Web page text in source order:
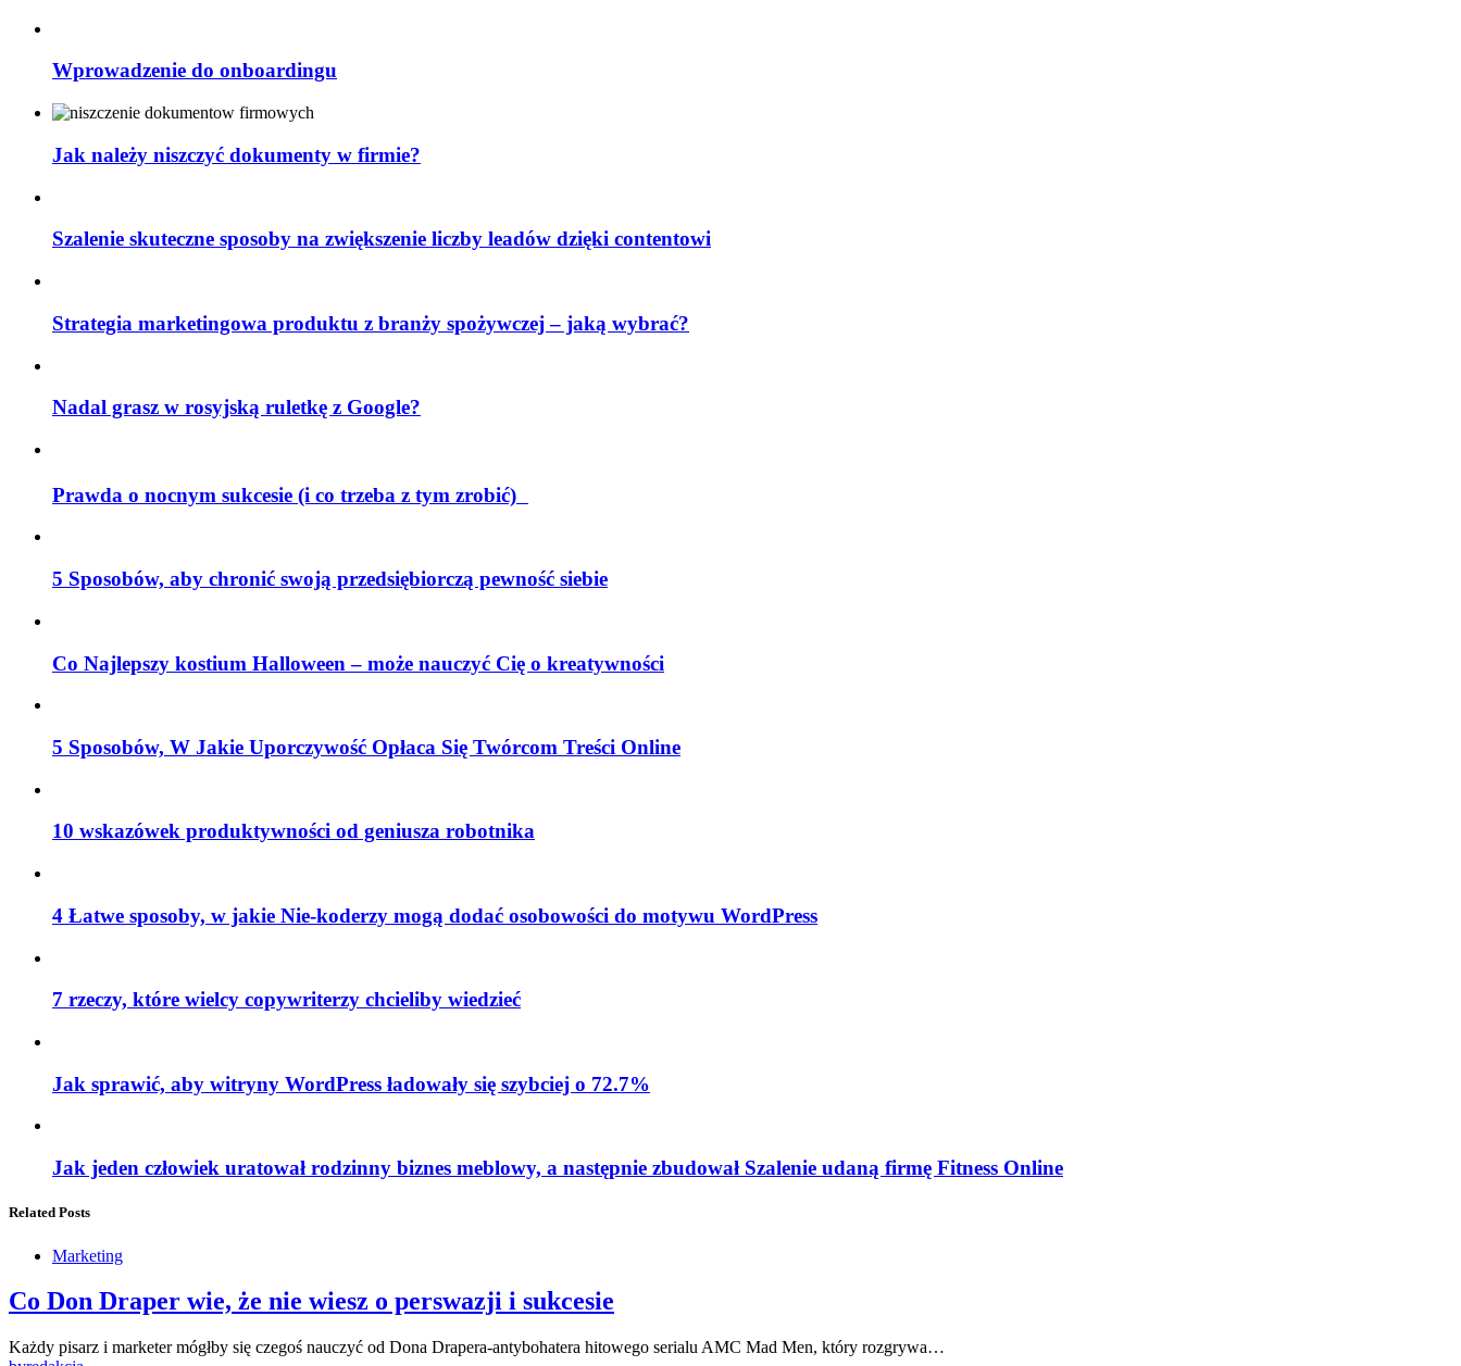
Wprowadzenie do onboardingu
Jak należy niszczyć dokumenty w firmie?
Szalenie skuteczne sposoby na zwiększenie liczby leadów dzięki contentowi
Strategia marketingowa produktu z branży spożywczej – jaką wybrać?
Nadal grasz w rosyjską ruletkę z Google?
Prawda o nocnym sukcesie (i co trzeba z tym zrobić)
5 Sposobów, aby chronić swoją przedsiębiorczą pewność siebie
Co Najlepszy kostium Halloween – może nauczyć Cię o kreatywności
5 Sposobów, W Jakie Uporczywość Opłaca Się Twórcom Treści Online
10 wskazówek produktywności od geniusza robotnika
4 Łatwe sposoby, w jakie Nie-koderzy mogą dodać osobowości do motywu WordPress
7 rzeczy, które wielcy copywriterzy chcieliby wiedzieć
Jak sprawić, aby witryny WordPress ładowały się szybciej o 72.7%
Jak jeden człowiek uratował rodzinny biznes meblowy, a następnie zbudował Szalenie udaną firmę Fitness Online
Related Posts
Marketing
Co Don Draper wie, że nie wiesz o perswazji i sukcesie
Każdy pisarz i marketer mógłby się czegoś nauczyć od Dona Drapera-antybohatera hitowego serialu AMC Mad Men, który rozgrywa…